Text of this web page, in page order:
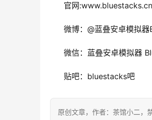
官网:www.bluestacks.cn
微博：@蓝叠安卓模拟
微信：蓝叠安卓模拟器
贴吧：bluestacks吧
原创文章，作者：茶馆小二